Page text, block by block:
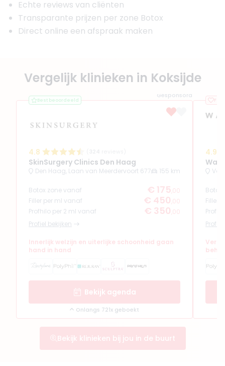
Echte reviews van cliënten
Transparante prijzen per zone Botox
Direct online een afspraak maken
Vergelijk klinieken in Koksijde
Gesponsord
Best beoordeeld
4.8
SkinSurgery Clinics Den Haag
Den Haag, Laan van Meerdervoort 677 155 km
Botox zone vanaf € 175 ,00
Filler per ml vanaf
€ 450 ,00
Profhilo per 2 ml vanaf
€ 350 ,00
Profiel bekijken
Innerlijk welzijn en uiterlijke schoonheid gaan
hand in hand
Bekijk agenda
Onlangs 721x geboekt
4.9
Filler
Bekijk klinieken bij jou in de buurt